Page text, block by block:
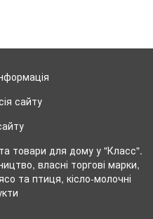
сайту
товари для дому у "Класс".
власні торгові марки,
та птиця, кісло-молочні